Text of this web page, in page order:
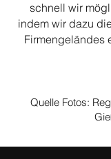
schnell wir
indem wir dazu
Firmengeländes
Quelle Fotos: